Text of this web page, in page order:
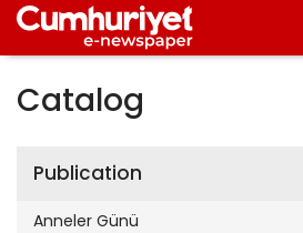
Catalog
Publication
Anneler Günü